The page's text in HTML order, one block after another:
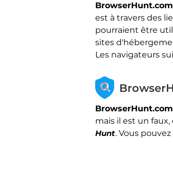
BrowserHunt.com
est à travers des
pourraient être
sites
Les navigateurs
BrowserHunt.com
mais il est un
Hunt. Vous